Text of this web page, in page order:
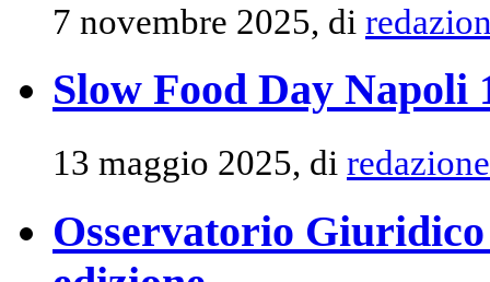
7 novembre 2025, di
Slow Food Day Napoli
13 maggio 2025, di redazione
Osservatorio